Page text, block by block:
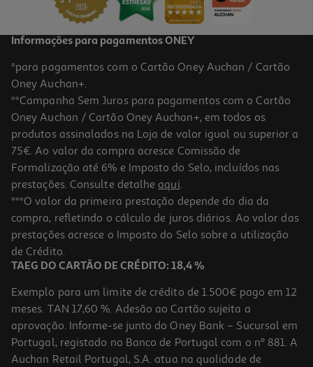
3.7
Vinho Tinto Terras Del Rei Alentejo 0.75l
2.6 €/Lt
1,95 €
Informações para pagamentos ONEY
*para pagamentos com o Cartão Oney Auchan / Cartão
Oney Auchan+.
**Campanha Sem Juros para pagamentos com o Cartão
Oney Auchan / Cartão Oney Auchan+, em todos os
produtos assinalados na Loja de valor igual ou superior a
75€. Ao valor da compra acresce Comissão de
Formalização até 6% e Imposto do Selo, incluídos nas
prestações. Consulte detalhe aqui.
***O valor da primeira prestação depende do dia da
compra, refletindo o cálculo de juros diários. Ao valor das
prestações acresce o Imposto do Selo sobre a utilização
de Crédito.
TAEG DO CARTÃO DE CRÉDITO: 18,4 %
Exemplo para um limite de crédito de 1.500€ pago em 12
meses. TAN 17,60 %. Adesão ao Cartão sujeita a
aprovação. Informe-se junto do Oney Bank – Sucursal em
Portugal, registado no Banco de Portugal com o nº 881. A
Auchan Retail Portugal, S.A. atua na qualidade de